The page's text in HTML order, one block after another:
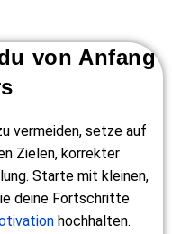
von Anfang
vermeiden, setze auf
Zielen, korrekter
Starte mit kleinen,
deine Fortschritte
hochhalten.